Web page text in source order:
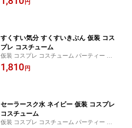
円
すくすい気分 すくすいきぶん 仮装 コス
プレ コスチューム
仮装 コスプレ コスチューム パーティー ハ
ロウィン パーティーグッズ 宴会 イベント
1,810円
セーラースク水 ネイビー 仮装 コスプレ
コスチューム
仮装 コスプレ コスチューム パーティー ハ